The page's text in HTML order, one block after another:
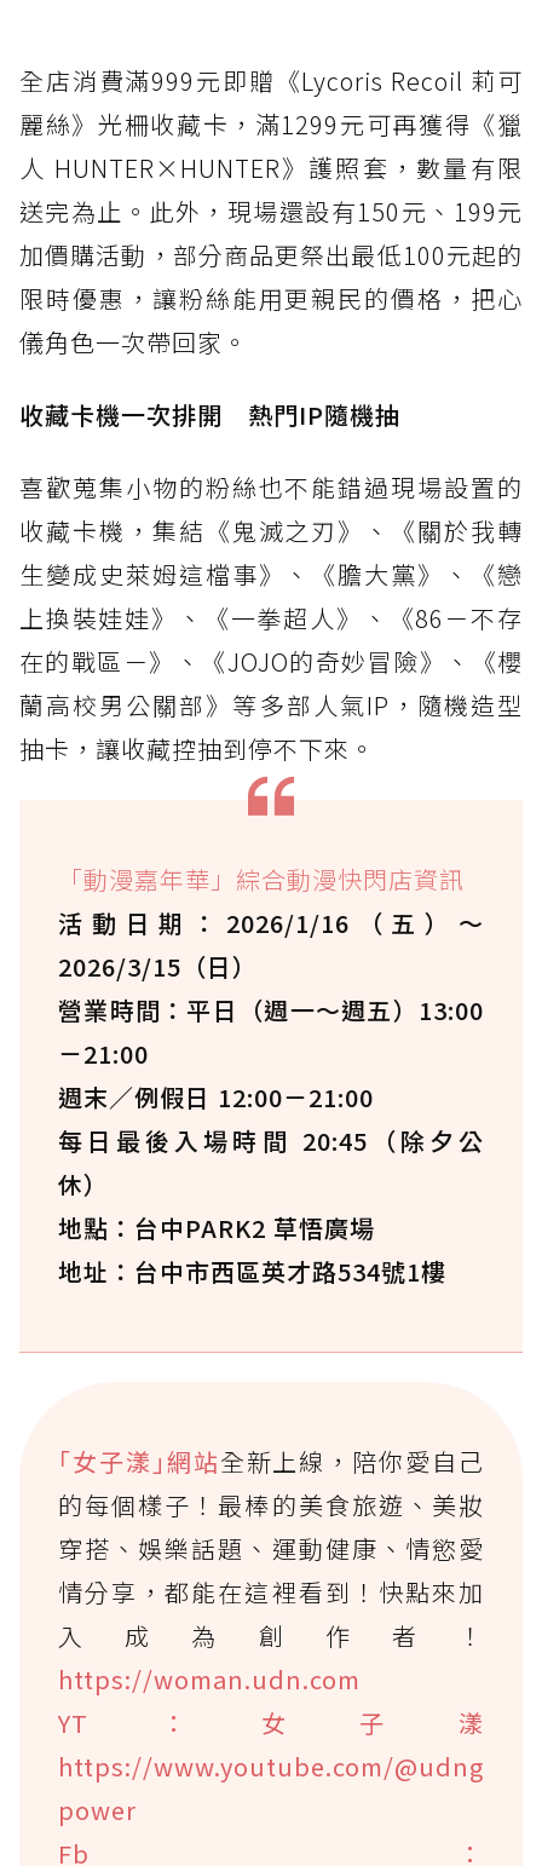
全店消費滿999元即贈《Lycoris Recoil 莉可
麗絲》光柵收藏卡，滿1299元可再獲得《獵
人 HUNTER×HUNTER》護照套，數量有限
送完為止。此外，現場還設有150元、199元
加價購活動，部分商品更祭出最低100元起的
限時優惠，讓粉絲能用更親民的價格，把心
儀角色一次帶回家。
收藏卡機一次排開 熱門IP隨機抽
喜歡蒐集小物的粉絲也不能錯過現場設置的
收藏卡機，集結《鬼滅之刃》、《關於我轉
生變成史萊姆這檔事》、《膽大黨》、《戀
上換裝娃娃》、《一拳超人》、《86－不存
在的戰區－》、《JOJO的奇妙冒險》、《櫻
蘭高校男公關部》等多部人氣IP，隨機造型
抽卡，讓收藏控抽到停不下來。
「動漫嘉年華」綜合動漫快閃店資訊
活動日期：2026/1/16（五）～
2026/3/15（日）
營業時間：平日（週一～週五）13:00
－21:00
週末／例假日 12:00－21:00
每日最後入場時間 20:45（除夕公
休）
地點：台中PARK2 草悟廣場
地址：台中市西區英才路534號1樓
｢女子漾｣網站全新上線，陪你愛自己
的每個樣子！最棒的美食旅遊、美妝
穿搭、娛樂話題、運動健康、情慾愛
情分享，都能在這裡看到！快點來加
入成為創作者！
https://woman.udn.com
YT：女子漾
https://www.youtube.com/@udng
power
Fb：